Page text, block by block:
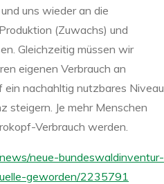
uns wieder an die
(Zuwachs) und
Gleichzeitig müssen wir
eigenen Verbrauch an
nachahltig nutzbares Niveau
steigern. Je mehr Menschen
Verbrauch werden.
neue-bundeswaldinventur-
geworden/2235791